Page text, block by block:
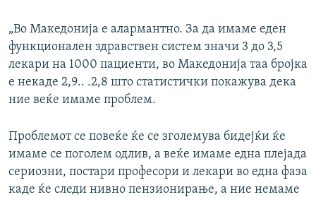
„Во Македонија е алармантно. За да имаме еден
функционален здравствен систем значи 3 до 3,5
лекари на 1000 пациенти, во Македонија таа бројка
е некаде 2,9.. .2,8 што статистички покажува дека
ние веќе имаме проблем.
Проблемот се повеќе ќе се зголемува бидејќи ќе
имаме се поголем одлив, а веќе имаме една плејада
сериозни, постари професори и лекари во една фаза
каде ќе следи нивно пензионирање, а ние немаме